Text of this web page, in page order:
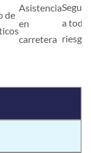
de
Asistencia
en
carretera
Seguro
a todo
riesgo